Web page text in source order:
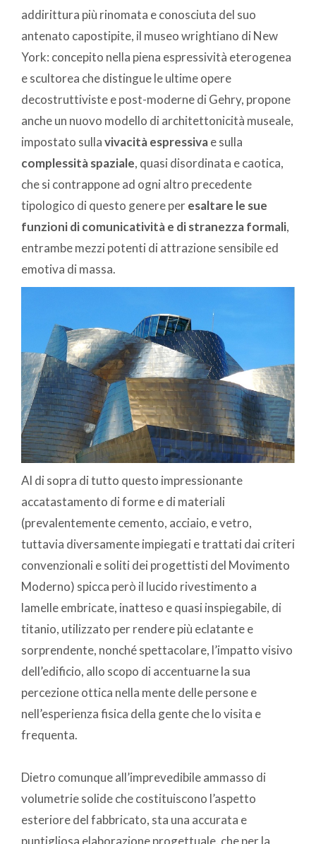
addirittura più rinomata e conosciuta del suo
antenato capostipite, il museo wrightiano di New
York: concepito nella piena espressività eterogenea
e scultorea che distingue le ultime opere
decostruttiviste e post-moderne di Gehry, propone
anche un nuovo modello di architettonicità museale,
impostato sullavivacità espressivae sulla
complessità spaziale, quasi disordinata e caotica,
che si contrappone ad ogni altro precedente
tipologico di questo genere peresaltare le sue
funzioni di comunicatività e di stranezza formali,
entrambe mezzi potenti di attrazione sensibile ed
emotiva di massa.
Al di sopra di tutto questo impressionante
accatastamento di forme e di materiali
(prevalentemente cemento, acciaio, e vetro,
tuttavia diversamente impiegati e trattati dai criteri
convenzionali e soliti dei progettisti del Movimento
Moderno) spicca però il lucido rivestimento a
lamelle embricate, inatteso e quasi inspiegabile, di
titanio, utilizzato per rendere più eclatante e
sorprendente, nonché spettacolare, l’impatto visivo
dell’edificio, allo scopo di accentuarne la sua
percezione ottica nella mente delle persone e
nell’esperienza fisica della gente che lo visita e
frequenta.
Dietro comunque all’imprevedibile ammasso di
volumetrie solide che costituiscono l’aspetto
esteriore del fabbricato, sta una accurata e
puntigliosa elaborazione progettuale, che per la